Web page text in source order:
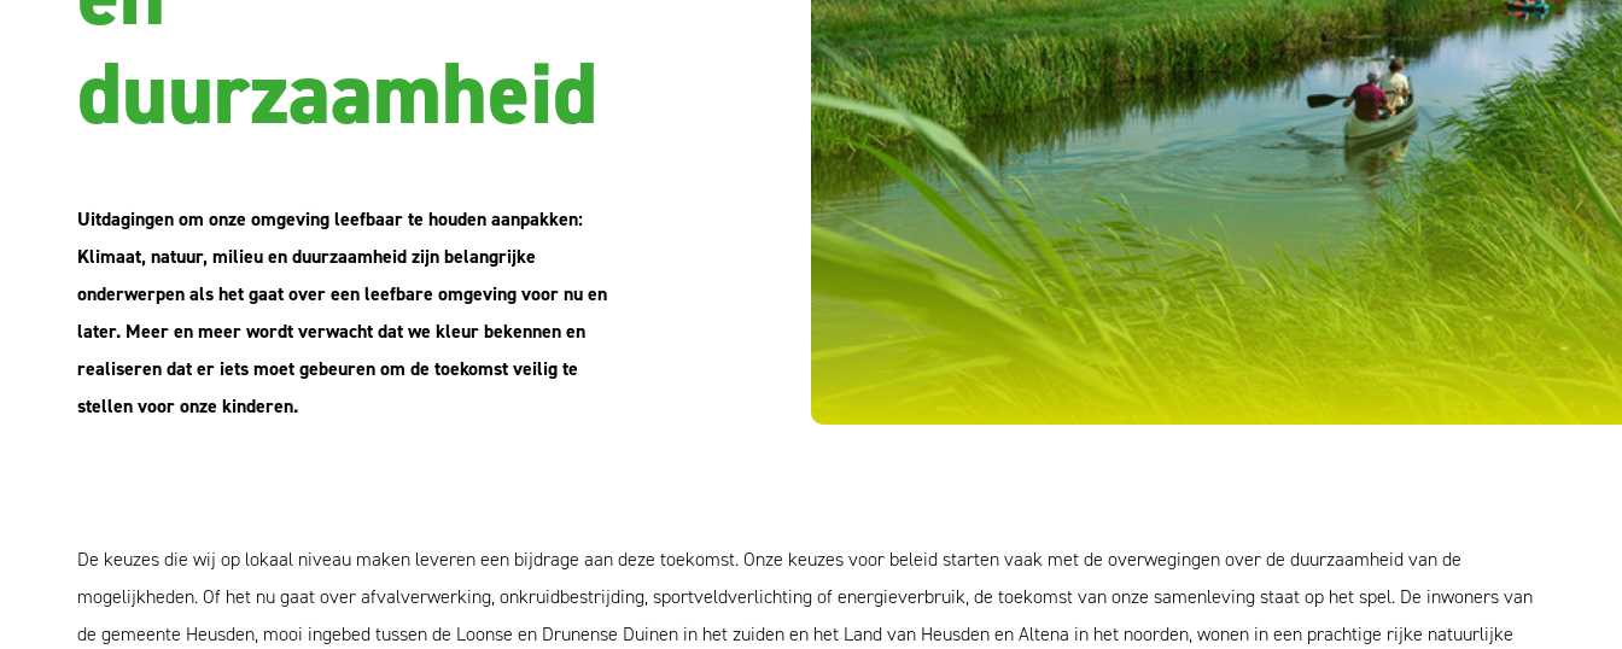
duurzaamheid
Uitdagingen om onze omgeving leefbaar te houden aanpakken:
Klimaat, natuur, milieu en duurzaamheid zijn belangrijke
onderwerpen als het gaat over een leefbare omgeving voor nu en
later. Meer en meer wordt verwacht dat we kleur bekennen en
realiseren dat er iets moet gebeuren om de toekomst veilig te
stellen voor onze kinderen.
De keuzes die wij op lokaal niveau maken leveren een bijdrage aan deze toekomst. Onze keuzes voor beleid starten vaak met de overwegingen over de duurzaamheid van de
mogelijkheden. Of het nu gaat over afvalverwerking, onkruidbestrijding, sportveldverlichting of energieverbruik, de toekomst van onze samenleving staat op het spel. De inwoners van
de gemeente Heusden, mooi ingebed tussen de Loonse en Drunense Duinen in het zuiden en het Land van Heusden en Altena in het noorden, wonen in een prachtige rijke natuurlijke